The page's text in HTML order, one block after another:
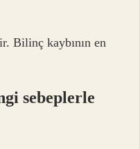
Bilinç kaybının en
sebeplerle